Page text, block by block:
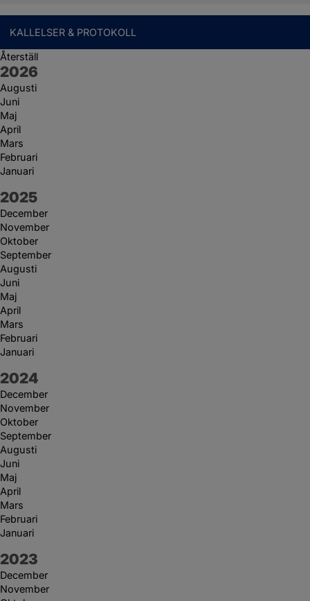
KALLELSER & PROTOKOLL
Återställ
År:
2026
Augusti
Juni
Maj
April
Mars
Februari
Januari
År:
2025
December
November
Oktober
September
Augusti
Juni
Maj
April
Mars
Februari
Januari
År:
2024
December
November
Oktober
September
Augusti
Juni
Maj
April
Mars
Februari
Januari
År:
2023
December
November